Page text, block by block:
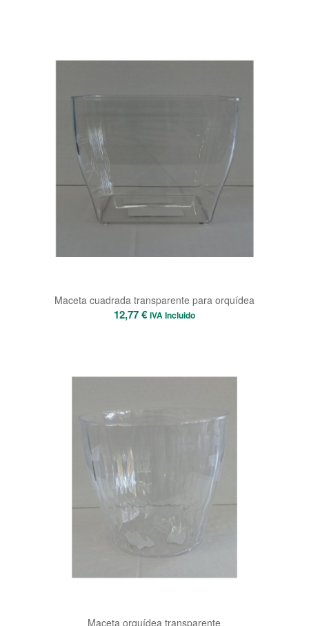
Maceta cuadrada transparente para orquídea
12,77€ IVA Incluido
Maceta orquídea transparente